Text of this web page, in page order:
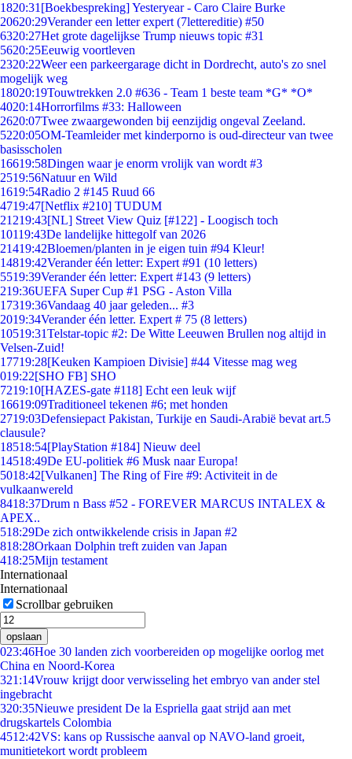
1820:31 [Boekbespreking] Yesteryear - Caro Claire Burke
20620:29Verander een letter expert (7lettereditie) #50
6320:27Het grote dagelijkse Trump nieuws topic #31
5620:25Eeuwig voortleven
2320:22Weer een parkeergarage dicht in Dordrecht, auto's zo snel
mogelijk weg
18020:19Touwtrekken 2.0 #636 - Team 1 beste team *G* *O*
4020:14Horrorfilms #33: Halloween
2620:07Twee zwaargewonden bij eenzijdig ongeval Zeeland.
5220:05OM-Teamleider met kinderporno is oud-directeur van twee
basisscholen
16619:58Dingen waar je enorm vrolijk van wordt #3
2519:56Natuur en Wild
1619:54Radio 2 #145 Ruud 66
4719:47[Netflix #210] TUDUM
21219:43[NL] Street View Quiz [#122] - Loogisch toch
10119:43De landelijke hittegolf van 2026
21419:42Bloemen/planten in je eigen tuin #94 Kleur!
14819:42Verander één letter: Expert #91 (10 letters)
5519:39Verander één letter: Expert #143 (9 letters)
219:36UEFA Super Cup #1 PSG - Aston Villa
17319:36Vandaag 40 jaar geleden... #3
2019:34Verander één letter. Expert # 75 (8 letters)
10519:31Telstar-topic #2: De Witte Leeuwen Brullen nog altijd in
Velsen-Zuid!
17719:28[Keuken Kampioen Divisie] #44 Vitesse mag weg
019:22[SHO FB] SHO
7219:10[HAZES-gate #118] Echt een leuk wijf
16619:09Traditioneel tekenen #6; met honden
2719:03Defensiepact Pakistan, Turkije en Saudi-Arabië bevat art.5
clausule?
18518:54[PlayStation #184] Nieuw deel
14518:49De EU-politiek #6 Musk naar Europa!
5018:42[Vulkanen] The Ring of Fire #9: Activiteit in de
vulkaanwereld
8418:37Drum n Bass #52 - FOREVER MARCUS INTALEX &
APEX..
518:29De zich ontwikkelende crisis in Japan #2
818:28Orkaan Dolphin treft zuiden van Japan
418:25Mijn testament
Internationaal
Internationaal
Scrollbar gebruiken
opslaan
023:46Hoe 30 landen zich voorbereiden op mogelijke oorlog met
China en Noord-Korea
321:14Vrouw krijgt door verwisseling het embryo van ander stel
ingebracht
320:35Nieuwe president De la Espriella gaat strijd aan met
drugskartels Colombia
4512:42VS: kans op Russische aanval op NAVO-land groeit,
munitietekort wordt probleem